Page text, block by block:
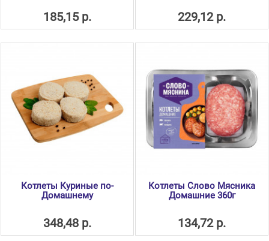
185,15 р. 229,12 р.
Котлеты Куриные по-
Домашнему
348,48 р.
Котлеты Слово Мясника
Домашние 360г
134,72 р.